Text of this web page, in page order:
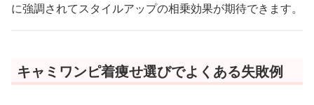
に強調されてスタイルアップの相乗効果が期待できます。
キャミワンピ着痩せ選びでよくある失敗例